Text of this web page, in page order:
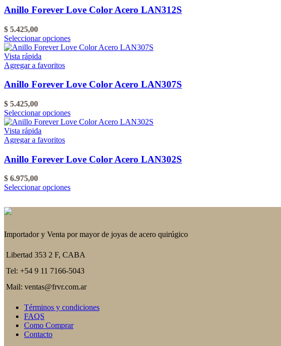
producto
Anillo Forever Love Color Acero LAN312S
$ 5.425,00
Seleccionar opcionesEste
producto
Las
pueden
elegir
en
producto
Vista rápida
Agregar a favoritos
Anillo Forever Love Color Acero LAN307S
$ 5.425,00
Seleccionar opcionesEste
producto
Las
opciones
pueden
elegir
producto
Vista rápida
Agregar a favoritos
Anillo Forever Love Color Acero LAN302S
$ 6.975,00
Seleccionar opcionesEste
Las
opciones
pueden
elegir
la
del
producto
Importador y Venta por mayor de joyas de acero quirúgico
Libertad 353 2 F, CABA
Tel: +54 9 11 7166-5043
Mail: ventas@frvr.com.ar
Términos y condiciones
FAQS
Como Comprar
Contacto